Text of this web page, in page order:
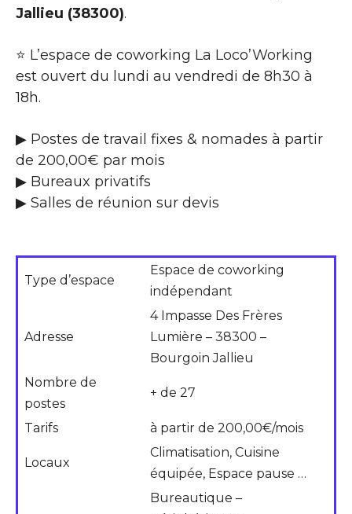
Jallieu (38300).
⭐ L’espace de coworking La Loco’Working
est ouvert du lundi au vendredi de 8h30 à
18h.
▶ Postes de travail fixes & nomades à partir
de 200,00€ par mois
▶ Bureaux privatifs
▶ Salles de réunion sur devis
Type d’espace
Espace de coworking
indépendant
Adresse
4 Impasse Des Frères
Lumière – 38300 –
Bourgoin Jallieu
Nombre de
postes
+ de 27
Tarifs à partir de 200,00€/mois
Locaux
Climatisation, Cuisine
équipée, Espace pause …
Bureautique –